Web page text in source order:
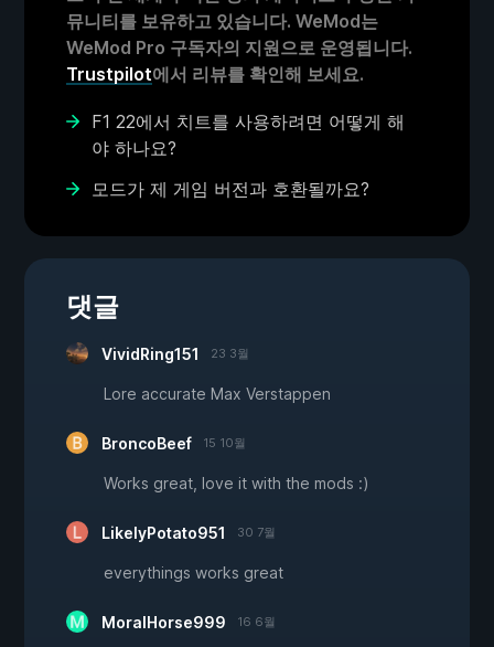
뮤니티를 보유하고 있습니다. WeMod는
WeMod Pro 구독자의 지원으로 운영됩니다.
Trustpilot에서 리뷰를 확인해 보세요.
F1 22에서 치트를 사용하려면 어떻게 해
야 하나요?
모드가 제 게임 버전과 호환될까요?
댓글
VividRing151 23 3월
Lore accurate Max Verstappen
BroncoBeef 15 10월
Works great, love it with the mods :)
LikelyPotato951 30 7월
everythings works great
MoralHorse999 16 6월